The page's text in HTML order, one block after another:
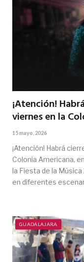
¡Atención!
viernes en la
15 mayo, 2026
¡Atención! Habrá
Colonia Americana,
la Fiesta de la
en diferentes
GUADALAJARA